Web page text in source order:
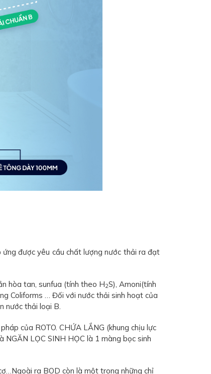
được yêu cầu chất lượng nước thải ra đạt
hòa tan, sunfua (tính theo H2S), Amoni(tính
Coliforms … Đối với nước thải sinh hoạt của
nước thải loại B.
của ROTO. CHỨA LẮNG (khung chịu lực
NGĂN LỌC SINH HỌC là 1 màng bọc sinh
ra BOD còn là một trong những chỉ